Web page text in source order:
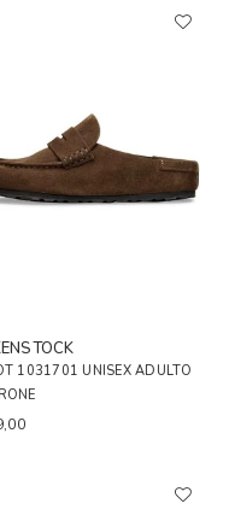
1031701 UNISEX ADULTO